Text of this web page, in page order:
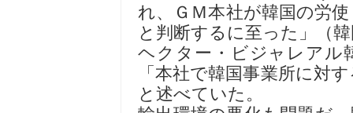
れ、ＧＭ本社が韓国の労
と判断するに至った」（
ヘクター・ビジャレアル
「本社で韓国事業所に対
と述べていた。